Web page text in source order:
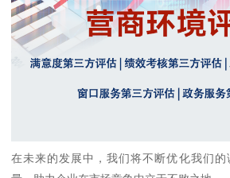
在未来的发展中，我们将不断优化我们